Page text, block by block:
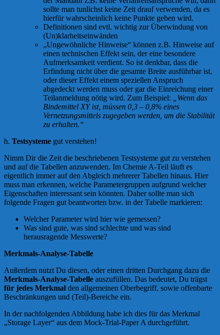
sollte man tunlichst keine Zeit drauf verwenden, da es
hierfür wahrscheinlich keine Punkte geben wird.
Definitionen sind evtl. wichtig zur Überwindung von
(Un)klarheitseinwänden
„Ungewöhnliche Hinweise“ können z.B. Hinweise auf
einen technischen Effekt sein, der eine besondere
Aufmerksamkeit verdient. So ist denkbar, dass die
Erfindung nicht über die gesamte Breite ausführbar ist,
oder dieser Effekt einem speziellen Anspruch
abgedeckt werden muss oder gar die Einreichung einer
Teilanmeldung nötig wird. Zum Beispiel:
„Wenn das
Bindemittel XY ist, müssen 0,3 – 0,8% eines
Vernetzungsmittels zugegeben werden, um die Stabilität
zu erhalten.“
h. Testsysteme gut verstehen!
Nimm Dir die Zeit die beschriebenen Testsysteme gut zu verstehen
und auf die Tabellen anzuwenden. Im Chemie A-Teil läuft es
eigentlich immer auf den Abgleich mehrerer Tabellen hinaus. Hier
muss man erkennen, welche Parametergruppen aufgrund welcher
Eigenschaften interessant sein könnten. Daher sollte man sich
folgende Fragen gut beantworten bzw. in der Tabelle markieren:
Welcher Parameter wird hier wie gemessen?
Was sind gute, was sind schlechte und was sind
herausragende Messwerte?
Merkmals-Analyse-Tabelle
Außerdem nutzt Du diesen, oder einen dritten Durchgang dazu die
Merkmals-Analyse-Tabelle auszufüllen. Das bedeutet, Du trägst
für jedes Merkmal den allgemeinen Oberbegriff, sowie offenbarte
Beschränkungen und (Teil)-Bereiche ein.
In der nachfolgenden Abbildung habe ich dies für das Merkmal
„Storage Layer“ aus dem Mock-Trial-Paper A durchgeführt.